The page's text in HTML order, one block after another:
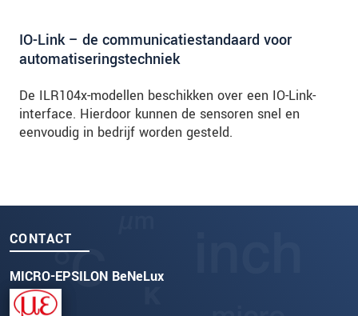
IO-Link – de communicatiestandaard voor
automatiseringstechniek
De ILR104x-modellen beschikken over een IO-Link-
interface. Hierdoor kunnen de sensoren snel en
eenvoudig in bedrijf worden gesteld.
CONTACT
MICRO-EPSILON BeNeLux